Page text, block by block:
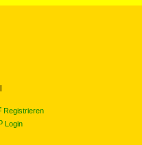
Registrieren
Login